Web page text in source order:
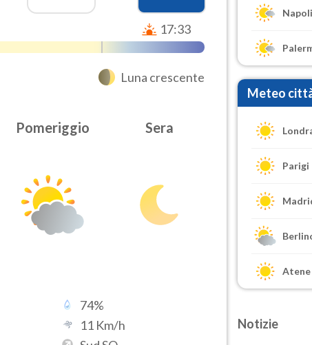
17:33
Luna crescente
Pomeriggio Sera
74%
11 Km/h
Napoli
Meteo
Parigi
Atene
Notizie